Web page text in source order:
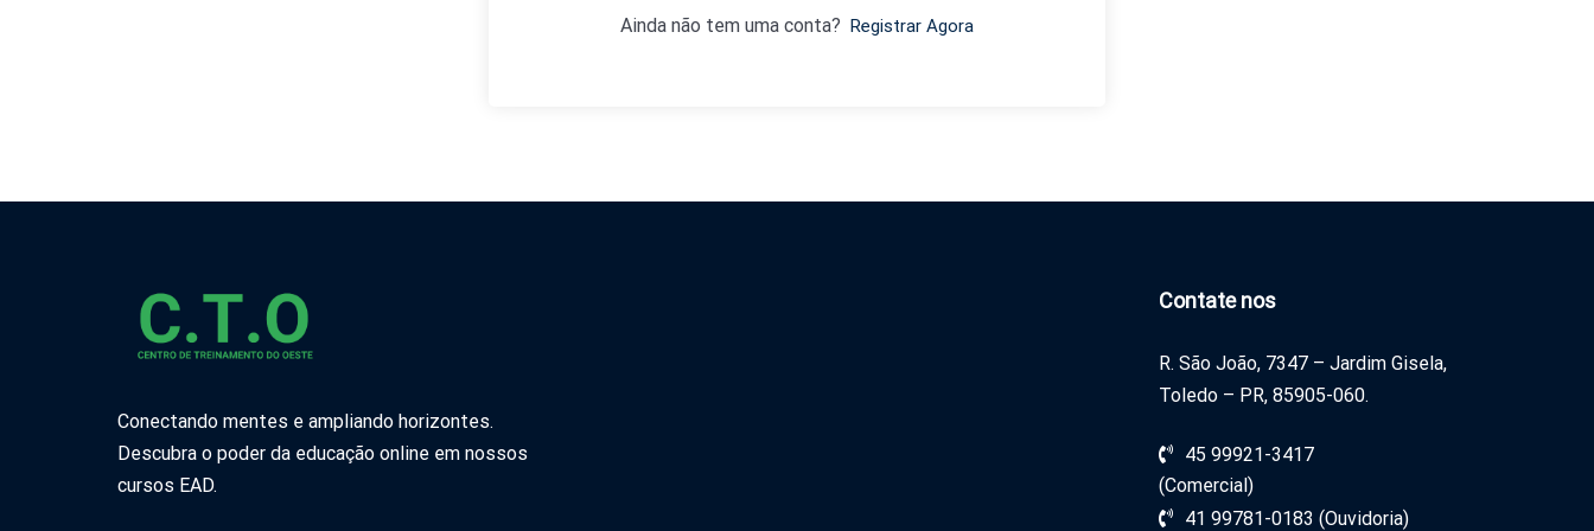
Ainda não tem uma conta? Registrar Agora
Conectando mentes e ampliando horizontes.
Descubra o poder da educação online em nossos
cursos EAD.
Contate nos
R. São João, 7347 – Jardim Gisela,
Toledo – PR, 85905-060.
45 99921-3417
(Comercial)
41 99781-0183 (Ouvidoria)